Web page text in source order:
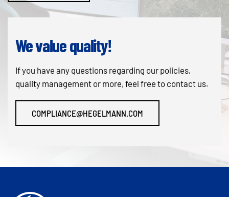
We value quality!
If you have any questions regarding our policies,
quality management or more, feel free to contact us.
COMPLIANCE@HEGELMANN.COM